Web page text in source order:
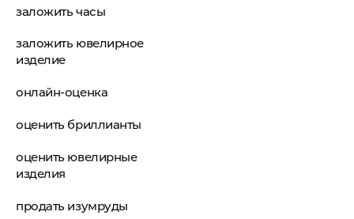
заложить часы
заложить ювелирное
изделие
онлайн-оценка
оценить бриллианты
оценить ювелирные
изделия
продать изумруды